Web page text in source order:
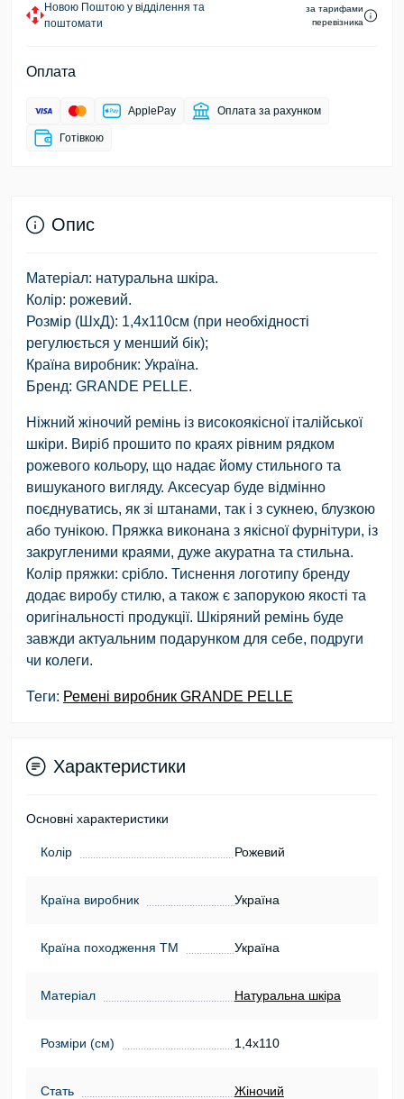
Новою Поштою у відділення та
поштомати
за тарифами
перевізника
Оплата
ApplePay Оплата за рахунком
Готівкою
Опис
Матеріал: натуральна шкіра.
Колір: рожевий.
Розмір (ШхД): 1,4х110см (при необхідності
регулюється у менший бік);
Країна виробник: Україна.
Бренд: GRANDE PELLE.
Ніжний жіночий ремінь із високоякісної італійської
шкіри. Виріб прошито по краях рівним рядком
рожевого кольору, що надає йому стильного та
вишуканого вигляду. Аксесуар буде відмінно
поєднуватись, як зі штанами, так і з сукнею, блузкою
або тунікою. Пряжка виконана з якісної фурнітури, із
закругленими краями, дуже акуратна та стильна.
Колір пряжки: срібло. Тиснення логотипу бренду
додає виробу стилю, а також є запорукою якості та
оригінальності продукції. Шкіряний ремінь буде
завжди актуальним подарунком для себе, подруги
чи колеги.
Теги: Ремені виробник GRANDE PELLE
Характеристики
Основні характеристики
Колір Рожевий
Країна виробник Україна
Країна походження ТМ Україна
Матеріал Натуральна шкіра
Розміри (см) 1,4х110
Стать Жіночий